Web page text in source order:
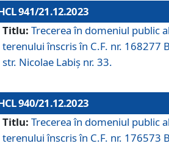
941/21.12.2023
Titlu: Trecerea în domeniul public
terenului înscris în C.F. nr. 168277
str. Nicolae Labiș nr. 33.
940/21.12.2023
Titlu: Trecerea în domeniul public
terenului înscris în C.F. nr. 176573